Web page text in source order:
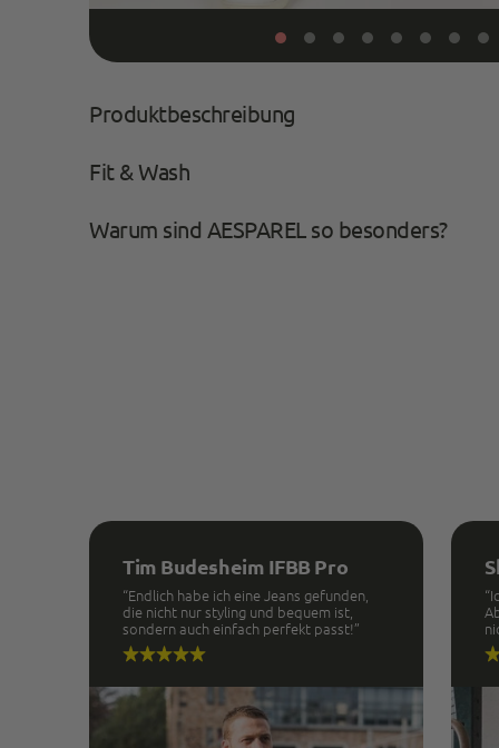
Produktbeschreibung
Fit & Wash
Warum sind AESPAREL so besonders?
Tim Budesheim IFBB Pro
“Endlich habe ich eine Jeans gefunden,
die nicht nur styling und bequem ist,
sondern auch einfach perfekt passt!”